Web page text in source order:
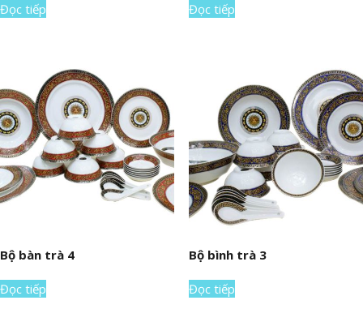
Đọc tiếp Đọc tiếp
Bộ bàn trà 4
Đọc tiếp
Bộ bình trà 3
Đọc tiếp